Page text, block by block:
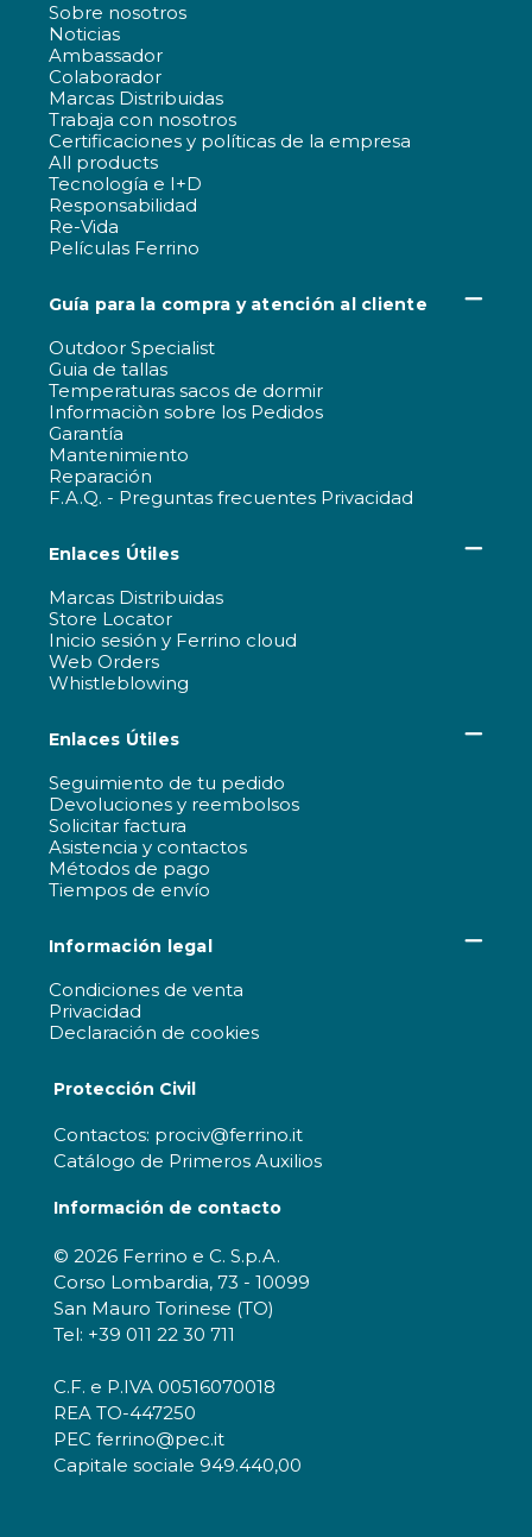
Sobre nosotros
Noticias
Ambassador
Colaborador
Marcas Distribuidas
Trabaja con nosotros
Certificaciones y políticas de la empresa
All products
Tecnología e I+D
Responsabilidad
Re-Vida
Películas Ferrino
Guía para la compra y atención al cliente
Outdoor Specialist
Guia de tallas
Temperaturas sacos de dormir
Informaciòn sobre los Pedidos
Garantía
Mantenimiento
Reparación
F.A.Q. - Preguntas frecuentes Privacidad
Enlaces Útiles
Marcas Distribuidas
Store Locator
Inicio sesión y Ferrino cloud
Web Orders
Whistleblowing
Enlaces Útiles
Seguimiento de tu pedido
Devoluciones y reembolsos
Solicitar factura
Asistencia y contactos
Métodos de pago
Tiempos de envío
Información legal
Condiciones de venta
Privacidad
Declaración de cookies
Protección Civil
Contactos: prociv@ferrino.it
Catálogo de Primeros Auxilios
Información de contacto
© 2026 Ferrino e C. S.p.A.
Corso Lombardia, 73 - 10099
San Mauro Torinese (TO)
Tel: +39 011 22 30 711
C.F. e P.IVA 00516070018
REA TO-447250
PEC ferrino@pec.it
Capitale sociale 949.440,00